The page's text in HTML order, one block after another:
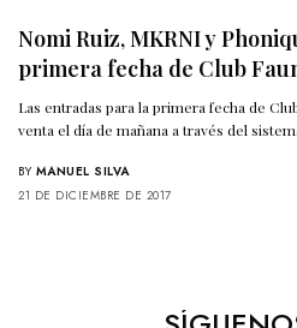
Nomi Ruiz, MKRNI y
primera fecha de Club
Las entradas para la primera fecha de
venta el día de mañana a través del
BY MANUEL SILVA
21 DE DICIEMBRE DE 2017